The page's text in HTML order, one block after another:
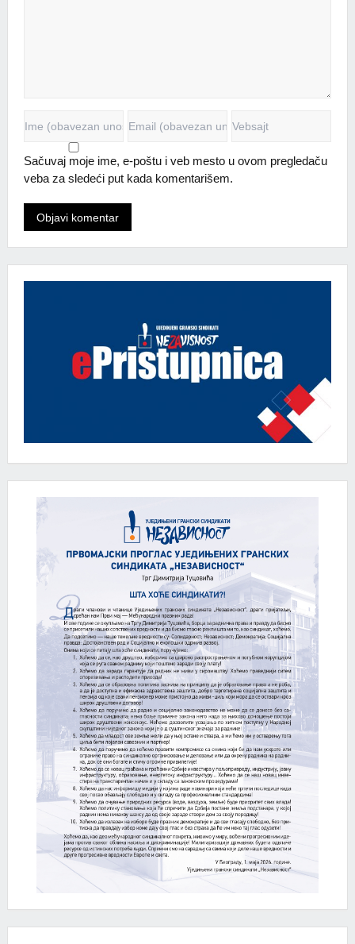
Sačuvaj moje ime, e-poštu i veb mesto u ovom pregledaču
veba za sledeći put kada komentarišem.